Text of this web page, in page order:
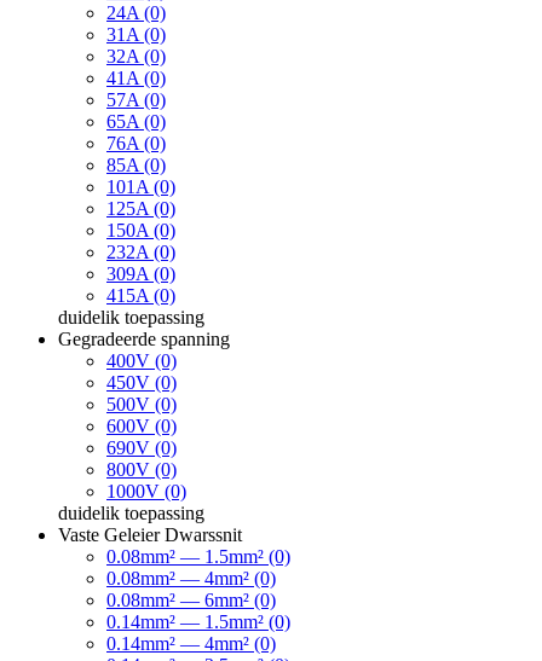
24A (0)
31A (0)
32A (0)
41A (0)
57A (0)
65A (0)
76A (0)
85A (0)
101A (0)
125A (0)
150A (0)
232A (0)
309A (0)
415A (0)
duidelik toepassing
Gegradeerde spanning
400V (0)
450V (0)
500V (0)
600V (0)
690V (0)
800V (0)
1000V (0)
duidelik toepassing
Vaste Geleier Dwarssnit
0.08mm² — 1.5mm² (0)
0.08mm² — 4mm² (0)
0.08mm² — 6mm² (0)
0.14mm² — 1.5mm² (0)
0.14mm² — 4mm² (0)